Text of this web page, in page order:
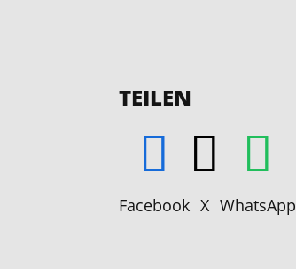
TEILEN
Facebook X WhatsApp